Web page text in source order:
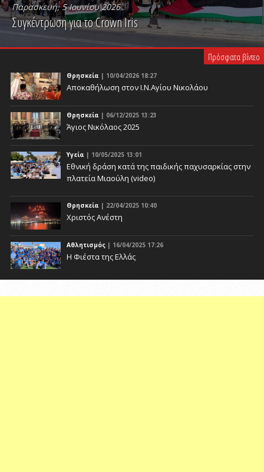
Παρασκευή, 5 Ιουνίου 2026
Συγκέντρωση για το Crown Iris
PLAY VIDEO
Πρόσφατα βίντεο
Θρησκεία | 10/04/2026 18:27
Αποκαθήλωση στον Ι.Ν.Αγίου Νικολάου
Θρησκεία | 06/12/2025 13:23
Άγιος Νικόλαος 2025
Υγεία | 10/05/2025 13:01
Eθνική δράση κατά της παιδικής παχυσαρκίας στην
πλατεία Μιαούλη (video)
Θρησκεία | 22/04/2025 10:40
Χριστός Ανέστη
Αθλητισμός | 16/04/2025 17:26
Η Φιέστα της Ελλάς